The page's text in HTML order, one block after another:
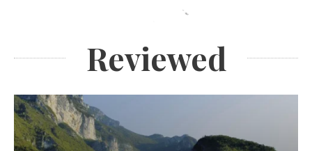
Reviewed